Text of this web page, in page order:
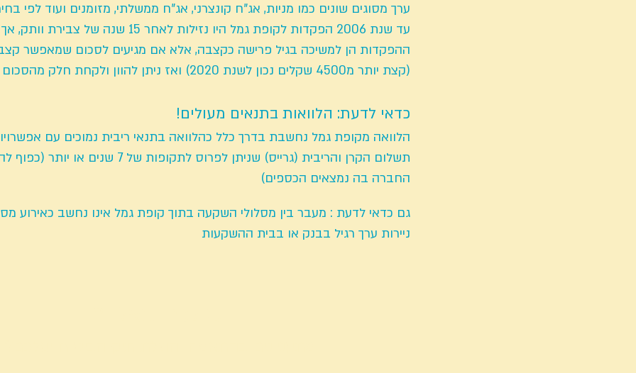
ערך מסוגים שונים כמו מניות, אג"ח קונצרני, אג"ח ממשלתי, מזומנים ועוד לפי
ההפקדות הן למשיכה בגיל פרישה כקצבה, אלא אם מגיעים לסכום שמאפשר
(קצת יותר מ4500 שקלים נכון לשנת 2020) ואז ניתן להוון ולקחת חלק מהסכום כסכום הוני
כדאי לדעת: הלוואות בתנאים מעולים!
הלוואה מקופת גמל נחשבת בדרך כלל כהלוואה בתנאי ריבית נמוכים עם
תשלום הקרן והריבית (גרייס) שניתן לפרוס לתקופות של 7 שנים או יותר (כפוף להחלטת
החברה בה נמצאים הכספים)
גם כדאי לדעת : מעבר בין מסלולי השקעה בתוך קופת גמל אינו נחשב כאירוע מס
ניירות ערך רגיל בבנק או בבית ההשקעות